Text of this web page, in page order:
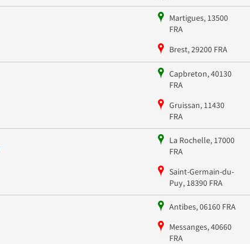
Martigues, 13500
FRA
Brest, 29200 FRA
Capbreton, 40130
FRA
Gruissan, 11430
FRA
La Rochelle, 17000
FRA
Saint-Germain-du-
Puy, 18390 FRA
Antibes, 06160 FRA
Messanges, 40660
FRA